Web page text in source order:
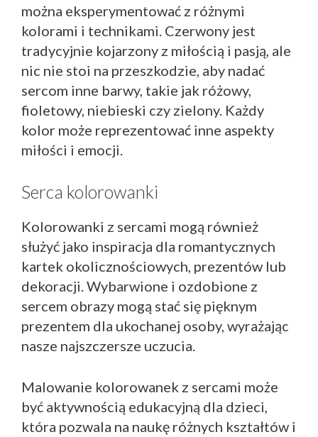
można eksperymentować z różnymi
kolorami i technikami. Czerwony jest
tradycyjnie kojarzony z miłością i pasją, ale
nic nie stoi na przeszkodzie, aby nadać
sercom inne barwy, takie jak różowy,
fioletowy, niebieski czy zielony. Każdy
kolor może reprezentować inne aspekty
miłości i emocji.
Serca kolorowanki
Kolorowanki z sercami mogą również
służyć jako inspiracja dla romantycznych
kartek okolicznościowych, prezentów lub
dekoracji. Wybarwione i ozdobione z
sercem obrazy mogą stać się pięknym
prezentem dla ukochanej osoby, wyrażając
nasze najszczersze uczucia.
Malowanie kolorowanek z sercami może
być aktywnością edukacyjną dla dzieci,
która pozwala na naukę różnych kształtów i